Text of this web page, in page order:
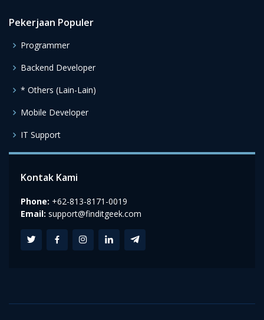
Pekerjaan Populer
Programmer
Backend Developer
* Others (Lain-Lain)
Mobile Developer
IT Support
Kontak Kami
Phone: +62-813-8171-0019
Email: support@finditgeek.com